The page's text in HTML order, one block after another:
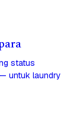
status
untuk laundry